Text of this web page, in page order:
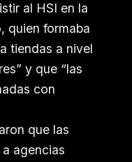
al HSI en la
quien formaba
tiendas a nivel
y que “las
con
que las
agencias